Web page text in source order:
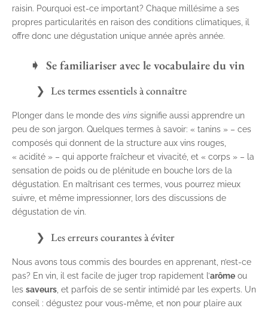
raisin. Pourquoi est-ce important? Chaque millésime a ses
propres particularités en raison des conditions climatiques, il
offre donc une dégustation unique année après année.
Se familiariser avec le vocabulaire du vin
Les termes essentiels à connaître
Plonger dans le monde des vins signifie aussi apprendre un
peu de son jargon. Quelques termes à savoir: « tanins » – ces
composés qui donnent de la structure aux vins rouges,
« acidité » – qui apporte fraîcheur et vivacité, et « corps » – la
sensation de poids ou de plénitude en bouche lors de la
dégustation. En maîtrisant ces termes, vous pourrez mieux
suivre, et même impressionner, lors des discussions de
dégustation de vin.
Les erreurs courantes à éviter
Nous avons tous commis des bourdes en apprenant, n’est-ce
pas? En vin, il est facile de juger trop rapidement l’arôme ou
les saveurs , et parfois de se sentir intimidé par les experts. Un
conseil : dégustez pour vous-même, et non pour plaire aux